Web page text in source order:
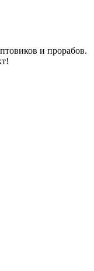
и прорабов.